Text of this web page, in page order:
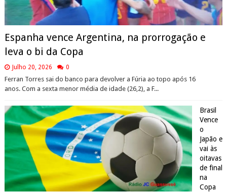
Espanha vence Argentina, na prorrogação e
leva o bi da Copa
Julho 20, 2026 0
Ferran Torres sai do banco para devolver a Fúria ao topo após 16
anos. Com a sexta menor média de idade (26,2), a F...
Brasil
Vence
o
Japão e
vai às
oitavas
de final
na
Copa